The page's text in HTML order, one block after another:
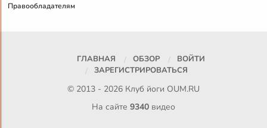
Правообладателям
ГЛАВНАЯ ОБЗОР
ВОЙТИ
ЗАРЕГИСТРИРОВАТЬСЯ
© 2013 - 2026 Клуб йоги OUM.RU
На сайте 9340видео